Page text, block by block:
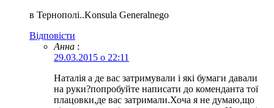
в Тернополі..Konsula Generalnego
Відповіcти
Анна :
29.03.2015 о 22:11
Наталія а де вас затримували і які бумаги давали
на руки?попробуйте написати до коменданта тої
плацовки,де вас затримали.Хоча я не думаю,що